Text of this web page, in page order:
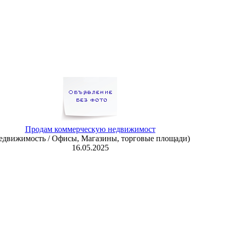
Продам коммерческую недвижимост
/ Офисы, Магазины, торговые площади)
16.05.2025